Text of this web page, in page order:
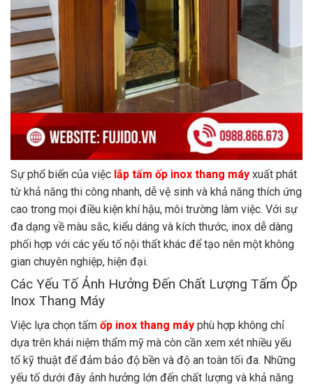
Sự phổ biến của việc lắp tấm ốp inox thang máy xuất phát
từ khả năng thi công nhanh, dễ vệ sinh và khả năng thích ứng
cao trong mọi điều kiện khí hậu, môi trường làm việc. Với sự
đa dạng về màu sắc, kiểu dáng và kích thước, inox dễ dàng
phối hợp với các yếu tố nội thất khác để tạo nên một không
gian chuyên nghiệp, hiện đại.
Các Yếu Tố Ảnh Hưởng Đến Chất Lượng Tấm Ốp
Inox Thang Máy
Việc lựa chọn tấm ốp inox thang máy phù hợp không chỉ
dựa trên khái niệm thẩm mỹ mà còn cần xem xét nhiều yếu
tố kỹ thuật để đảm bảo độ bền và độ an toàn tối đa. Những
yếu tố dưới đây ảnh hưởng lớn đến chất lượng và khả năng